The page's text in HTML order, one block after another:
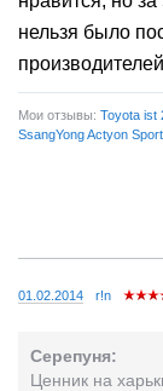
нельзя было
производителей
Мои отзывы: Toyota ist
SsangYong Actyon
01.02.2014 r!n
Серепуня:
Ценник на